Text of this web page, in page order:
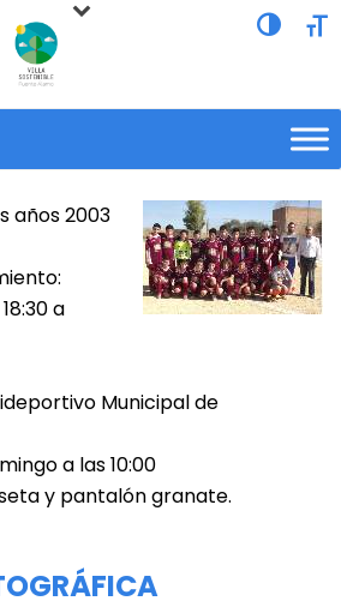
Alternar
años 2003
a
Municipal de
a las 10:00
y pantalón granate.